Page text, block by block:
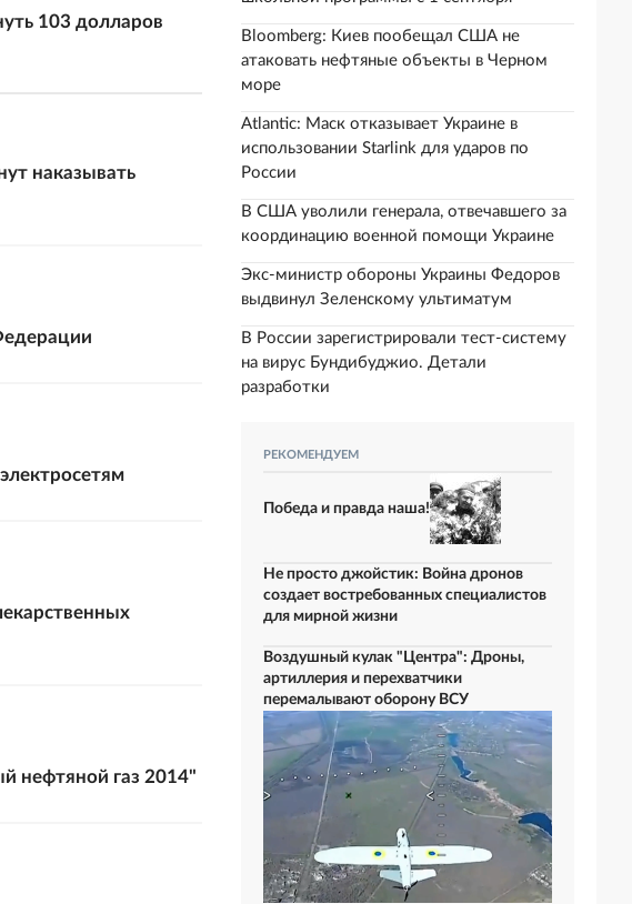
103 долларов
наказывать
нефтяной газ 2014"
Bloomberg: Киев пообещал США не
атаковать нефтяные объекты в Черном
море
Atlantic: Маск отказывает Украине в
использовании Starlink для ударов по
России
В США уволили генерала, отвечавшего за
координацию военной помощи Украине
Экс-министр обороны Украины Федоров
выдвинул Зеленскому ультиматум
В России зарегистрировали тест-систему
на вирус Бундибуджио. Детали
разработки
РЕКОМЕНДУЕМ
Победа и правда наша!
Не просто джойстик: Война дронов
создает востребованных специалистов
для мирной жизни
Воздушный кулак "Центра": Дроны,
артиллерия и перехватчики
перемалывают оборону ВСУ